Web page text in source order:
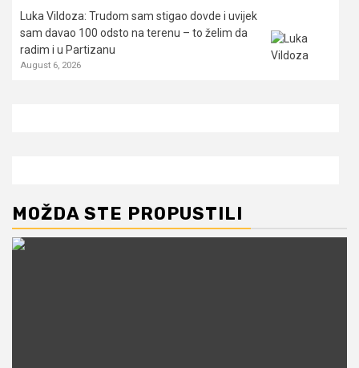
Luka Vildoza: Trudom sam stigao dovde i uvijek
sam davao 100 odsto na terenu – to želim da
radim i u Partizanu
August 6, 2026
MOŽDA STE PROPUSTILI